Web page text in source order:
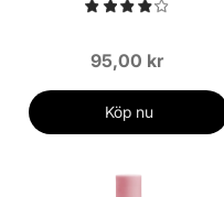
95,00 kr
Köp nu